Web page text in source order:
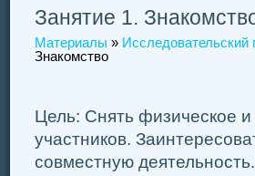
Занятие 1.
Материалы » Исследовательский
Знакомство
Цель: Снять физическое
участников.
совместную деятельность.